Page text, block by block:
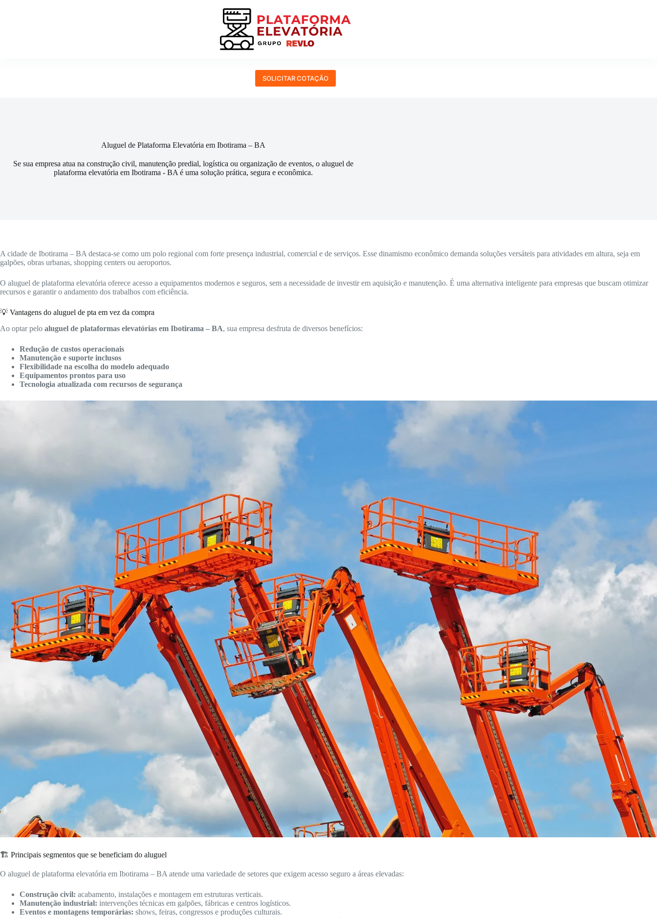
SOLICITAR COTAÇÃO
Aluguel de Plataforma Elevatória em Ibotirama – BA
Se sua empresa atua na construção civil, manutenção predial, logística ou organização de eventos, o aluguel de
plataforma elevatória em Ibotirama - BA é uma solução prática, segura e econômica.
A cidade de Ibotirama – BA destaca-se como um polo regional com forte presença industrial, comercial e de serviços. Esse dinamismo econômico demanda soluções versáteis para atividades em altura, seja em
galpões, obras urbanas, shopping centers ou aeroportos.
O aluguel de plataforma elevatória oferece acesso a equipamentos modernos e seguros, sem a necessidade de investir em aquisição e manutenção. É uma alternativa inteligente para empresas que buscam otimizar
recursos e garantir o andamento dos trabalhos com eficiência.
💡 Vantagens do aluguel de pta em vez da compra
Ao optar pelo aluguel de plataformas elevatórias em Ibotirama – BA, sua empresa desfruta de diversos benefícios:
Redução de custos operacionais
Manutenção e suporte inclusos
Flexibilidade na escolha do modelo adequado
Equipamentos prontos para uso
Tecnologia atualizada com recursos de segurança
🏗️ Principais segmentos que se beneficiam do aluguel
O aluguel de plataforma elevatória em Ibotirama – BA atende uma variedade de setores que exigem acesso seguro a áreas elevadas:
Construção civil: acabamento, instalações e montagem em estruturas verticais.
Manutenção industrial: intervenções técnicas em galpões, fábricas e centros logísticos.
Eventos e montagens temporárias: shows, feiras, congressos e produções culturais.